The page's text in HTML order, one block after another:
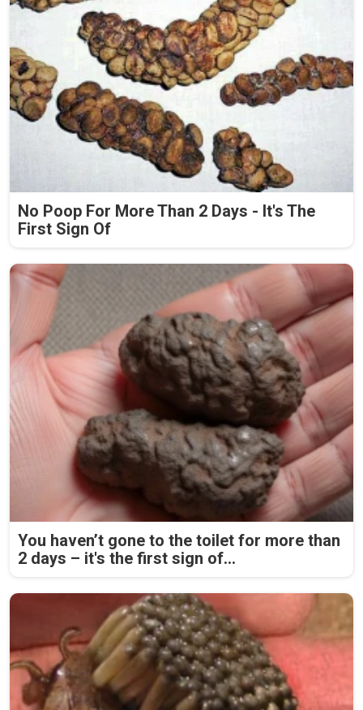
No Poop For More Than 2 Days - It's The
First Sign Of
You haven’t gone to the toilet for more than
2 days – it's the first sign of...